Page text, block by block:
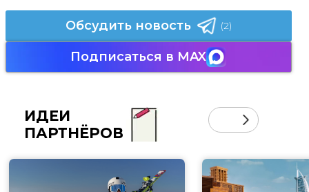
Обсудить новость (2)
Подписаться в MAX
ИДЕИ
ПАРТНЁРОВ